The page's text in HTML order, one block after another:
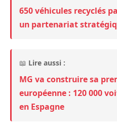
650 véhicules recyclés
un partenariat
📖 Lire aussi :
MG va construire sa
européenne : 120 000
en Espagne